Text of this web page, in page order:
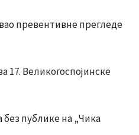
превентивне прегледе
17. Великогоспојинске
публике на „Чика